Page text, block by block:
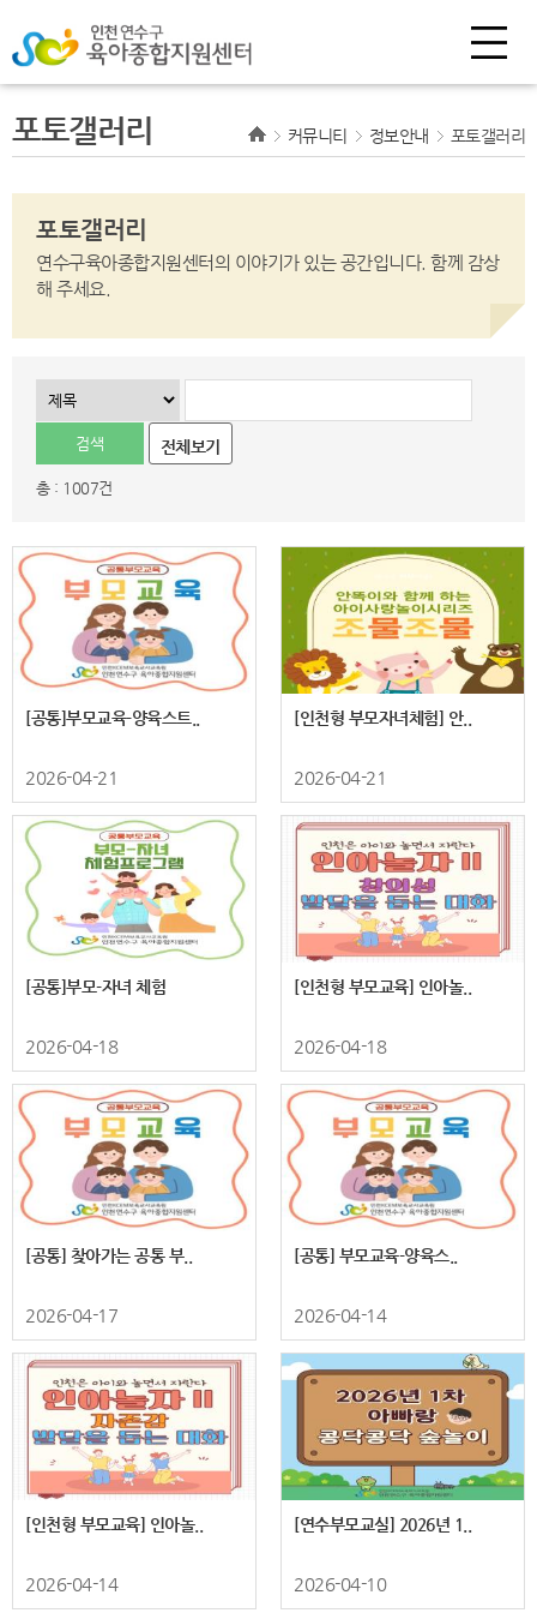
포토갤러리 커뮤니티 정보안내 포토갤러리
포토갤러리
연수구육아종합지원센터의 이야기가 있는 공간입니다. 함께 감상
해 주세요.
전체보기
총 : 1007건
[공통]부모교육-양육스트..
2026-04-21
[인천형 부모자녀체험] 안..
2026-04-21
[공통]부모-자녀 체험
2026-04-18
[인천형 부모교육] 인아놀..
2026-04-18
[공통] 찾아가는 공통 부..
2026-04-17
[공통] 부모교육-양육스..
2026-04-14
[인천형 부모교육] 인아놀..
2026-04-14
[연수부모교실] 2026년 1..
2026-04-10